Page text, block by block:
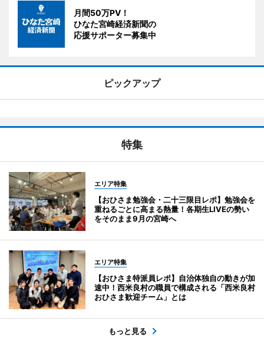
月間50万PV！
ひなた宮崎経済新聞の
応援サポーター募集中
ピックアップ
特集
エリア特集
【おひさま勉強会・二十三限目レポ】勉強会を
重ねるごとに高まる熱量！各期生LIVEの勢い
をそのまま9月の宮崎へ
エリア特集
【おひさま特派員レポ】自治体独自の動きが加
速中！西米良村の職員で構成される「西米良村
おひさま歓迎チーム」とは
もっと見る